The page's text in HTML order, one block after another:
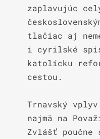
zaplavujúc
tlačiac aj
i cyrilské
katolícku
cestou.
Trnavský
najmä na
Zvlášť